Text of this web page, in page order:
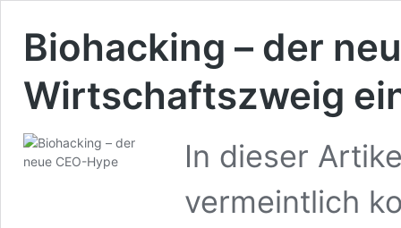
Biohacking – der
Wirtschaftszweig
In dieser
vermeintlich